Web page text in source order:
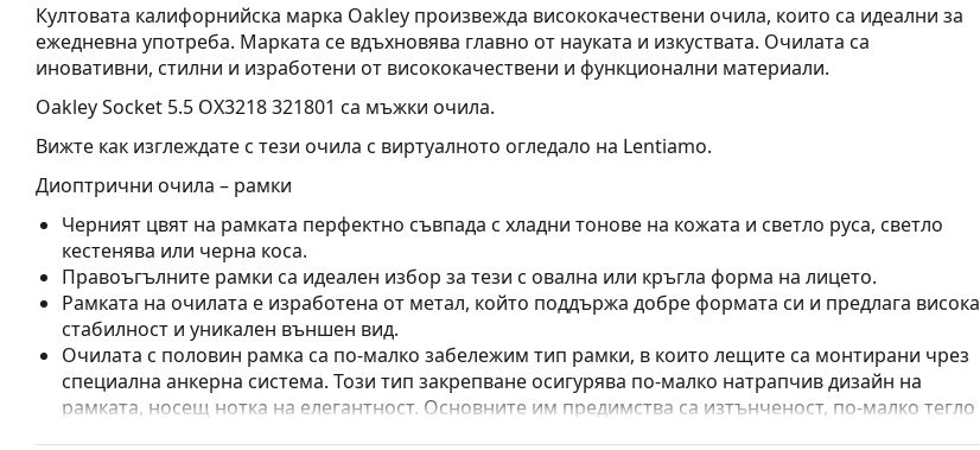
Култовата калифорнийска марка Oakley произвежда висококачествени очила, които са идеални за
ежедневна употреба. Марката се вдъхновява главно от науката и изкуствата. Очилата са
иновативни, стилни и изработени от висококачествени и функционални материали.
Oakley Socket 5.5 OX3218 321801 са мъжки очила.
Вижте как изглеждате с тези очила с виртуалното огледало на Lentiamo.
Диоптрични очила – рамки
Черният цвят на рамката перфектно съвпада с хладни тонове на кожата и светло руса, светло
кестенява или черна коса.
Правоъгълните рамки са идеален избор за тези с овална или кръгла форма на лицето.
Рамката на очилата е изработена от метал, който поддържа добре формата си и предлага висока
стабилност и уникален външен вид.
Очилата с половин рамка са по-малко забележим тип рамки, в които лещите са монтирани чрез
специална анкерна система. Този тип закрепване осигурява по-малко натрапчив дизайн на
рамката, носещ нотка на елегантност. Основните им предимства са изтънченост, по-малко тегло